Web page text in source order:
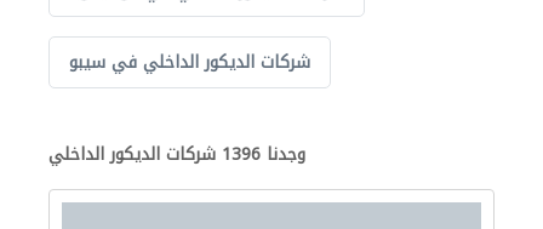
شركات الديكور الداخلي في سيبو
وجدنا 1396 شركات الديكور الداخلي